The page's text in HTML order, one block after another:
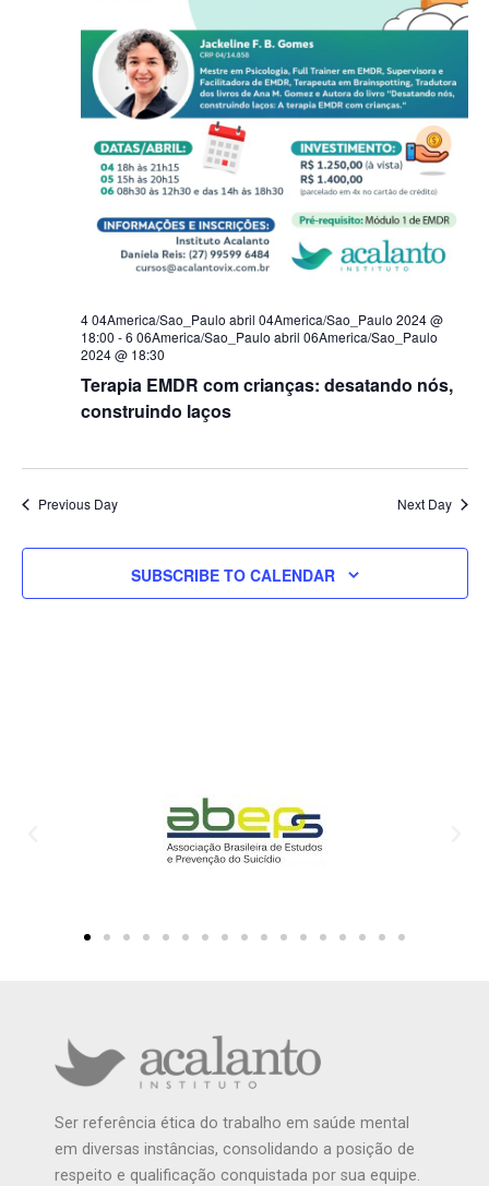
4 04America/Sao_Paulo abril 04America/Sao_Paulo 2024 @
18:00 -6 06America/Sao_Paulo abril 06America/Sao_Paulo
2024 @ 18:30
Terapia EMDR com crianças: desatando nós,
construindo laços
Previous Day Next Day
SUBSCRIBE TO CALENDAR
Ser referência ética do trabalho em saúde mental
em diversas instâncias, consolidando a posição de
respeito e qualificação conquistada por sua equipe.